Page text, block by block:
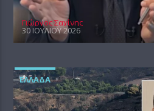
Γιώργος Σαχίνης
30 ΙΟΥΛΊΟΥ 2026
ΕΛΛΆΔΑ